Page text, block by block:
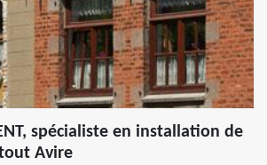
spécialiste en installation de
Avire